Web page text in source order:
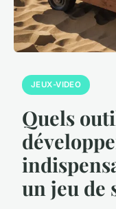
JEUX-VIDEO
Quels
un jeu de